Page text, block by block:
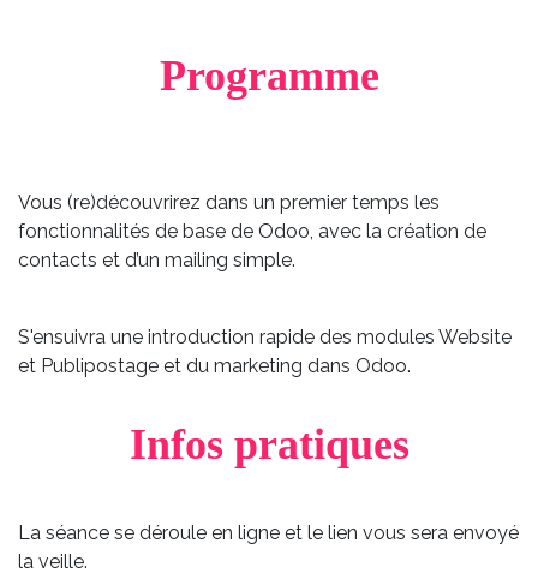
Programme
Vous (re)découvrirez dans un premier temps les
fonctionnalités de base de Odoo, avec la création de
contacts et d’un mailing simple.
S'ensuivra une introduction rapide des modules Website
et Publipostage et du marketing dans Odoo.
Infos pratiques
La séance se déroule en ligne et le lien vous sera envoyé
la veille.